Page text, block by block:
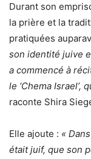
Durant son
la prière et la
pratiquées
son identité juive
a commencé à
le ‘Chema Israel’,
raconte Shira
Elle ajoute : «
était juif, que son